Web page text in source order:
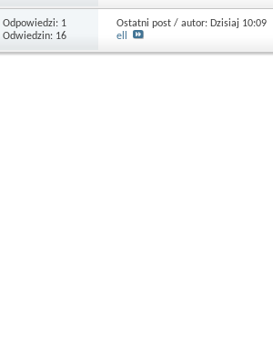
Odpowiedzi: 1
Odwiedzin: 16
Ostatni post / autor: Dzisiaj 10:09
ell